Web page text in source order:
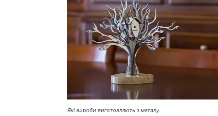
Які вироби виготовляють з металу.